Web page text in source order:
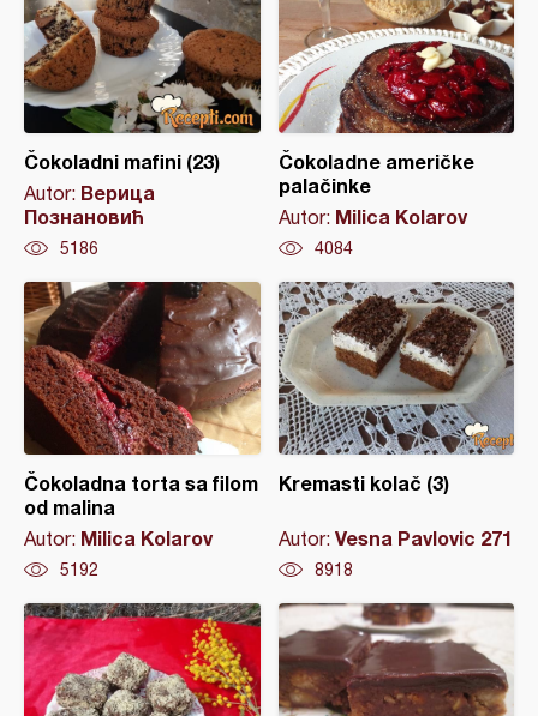
Čokoladni mafini (23)
Autor: Верица
Познановић
5186
Čokoladne američke
palačinke
Autor: Milica Kolarov
4084
Čokoladna torta sa filom
od malina
Autor: Milica Kolarov
5192
Kremasti kolač (3)
Autor: Vesna Pavlovic 271
8918